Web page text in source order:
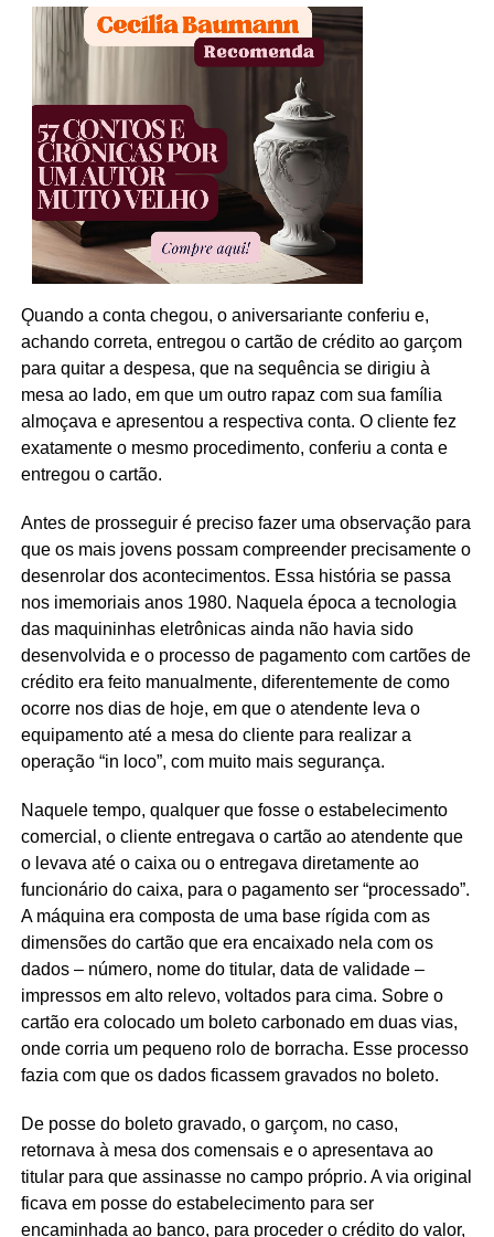
Ǫuando a conta chegou, o aniversariante conferiu e,
achando correta, entregou o cartão de crédito ao garçom
para quitar a despesa, que na sequência se dirigiu à
mesa ao lado, em que um outro rapaz com sua família
almoçava e apresentou a respectiva conta. O cliente fez
exatamente o mesmo procedimento, conferiu a conta e
entregou o cartão.
Antes de prosseguir é preciso fazer uma observação para
que os mais jovens possam compreender precisamente o
desenrolar dos acontecimentos. Essa história se passa
nos imemoriais anos 1980. Naquela época a tecnologia
das maquininhas eletrônicas ainda não havia sido
desenvolvida e o processo de pagamento com cartões de
crédito era feito manualmente, diferentemente de como
ocorre nos dias de hoje, em que o atendente leva o
equipamento até a mesa do cliente para realizar a
operação “in loco”, com muito mais segurança.
Naquele tempo, qualquer que fosse o estabelecimento
comercial, o cliente entregava o cartão ao atendente que
o levava até o caixa ou o entregava diretamente ao
funcionário do caixa, para o pagamento ser “processado”.
A máquina era composta de uma base rígida com as
dimensões do cartão que era encaixado nela com os
dados – número, nome do titular, data de validade –
impressos em alto relevo, voltados para cima. Sobre o
cartão era colocado um boleto carbonado em duas vias,
onde corria um pequeno rolo de borracha. Esse processo
fazia com que os dados ficassem gravados no boleto.
De posse do boleto gravado, o garçom, no caso,
retornava à mesa dos comensais e o apresentava ao
titular para que assinasse no campo próprio. A via original
ficava em posse do estabelecimento para ser
encaminhada ao banco, para proceder o crédito do valor,